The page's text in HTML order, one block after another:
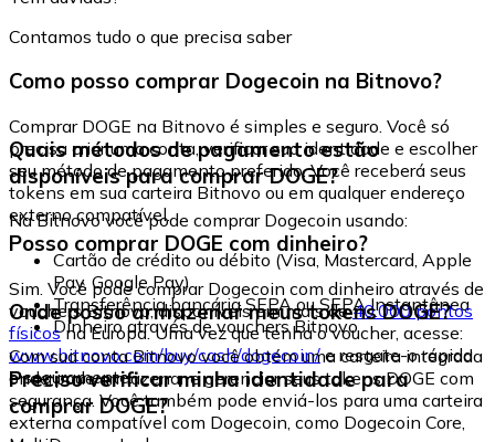
Contamos tudo o que precisa saber
Como posso comprar Dogecoin na Bitnovo?
Comprar DOGE na Bitnovo é simples e seguro. Você só
precisa criar uma conta, verificar sua identidade e escolher
seu método de pagamento preferido. Você receberá seus
tokens em sua carteira Bitnovo ou em qualquer endereço
externo compatível.
Quais métodos de pagamento estão
disponíveis para comprar DOGE?
Na Bitnovo você pode comprar Dogecoin usando:
Cartão de crédito ou débito (Visa, Mastercard, Apple
Pay, Google Pay)
Transferência bancária SEPA ou SEPA Instantânea
Dinheiro através de vouchers Bitnovo
Posso comprar DOGE com dinheiro?
Sim. Você pode comprar Dogecoin com dinheiro através de
vouchers Bitnovo, disponíveis em mais de40.000 pontos
físicosna Europa. Uma vez que tenha o voucher, acesse:
www.bitnovo.com/buy/cash/dogecoin/e resgate-o rápida
e seguramente.
Onde posso armazenar meus tokens DOGE?
Com sua conta Bitnovo você obtém uma carteira integrada
onde pode armazenar e gerenciar seus tokens DOGE com
segurança. Você também pode enviá-los para uma carteira
externa compatível com Dogecoin, como Dogecoin Core,
Preciso verificar minha identidade para
comprar DOGE?